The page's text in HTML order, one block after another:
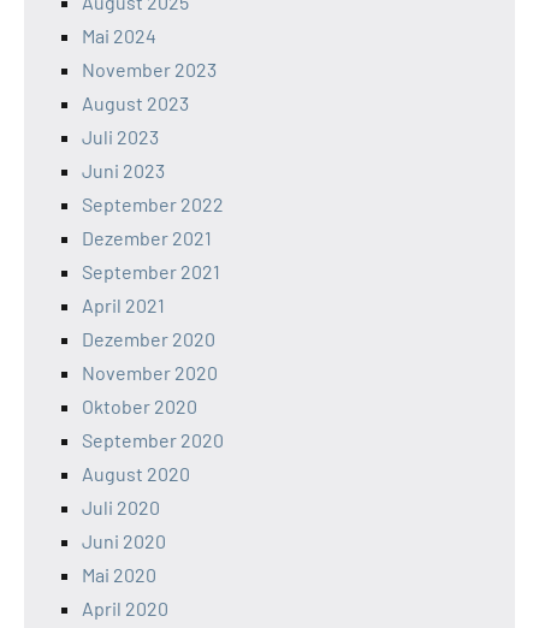
Mai 2024
November 2023
August 2023
Juli 2023
Juni 2023
September 2022
Dezember 2021
September 2021
April 2021
Dezember 2020
November 2020
Oktober 2020
September 2020
August 2020
Juli 2020
Juni 2020
Mai 2020
April 2020